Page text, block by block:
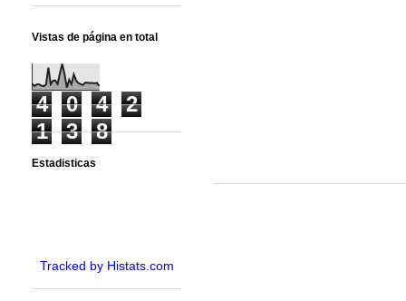
Vistas de página en total
4 0 4
2
1
3 8
Estadisticas
Tracked by Histats.com